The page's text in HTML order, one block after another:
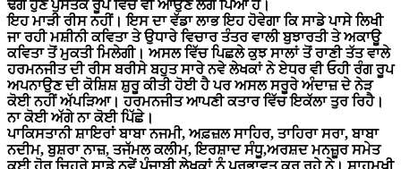
ਢੰਗ ਹੁਣ ਪੁਸਤਕ ਰੂਪ ਵਿੱਚ ਵੀ ਆਉਣ ਲੱਗ ਪਿਆ ਹੈ।
ਇਹ ਮਾੜੀ ਰੀਸ ਨਹੀਂ। ਇਸ ਦਾ ਵੱਡਾ ਲਾਭ ਇਹ ਹੋਵੇਗਾ ਕਿ ਸਾਡੇ ਪਾਸੇ ਲਿਖੀ
ਜਾ ਰਹੀ ਮਸ਼ੀਨੀ ਕਵਿਤਾ ਤੇ ਉਧਾਰੇ ਵਿਚਾਰ ਤੰਤਰ ਵਾਲੀ ਬੁਝਾਰਤੀ ਤੇ ਅਕਾਊ
ਕਵਿਤਾ ਤੋਂ ਮੁਕਤੀ ਮਿਲੇਗੀ। ਅਸਲ ਵਿੱਚ ਪਿਛਲੇ ਕੁਝ ਸਾਲਾਂ ਤੋਂ ਰਾਣੀ ਤੱਤ ਵਾਲੇ
ਹਰਮਨਜੀਤ ਦੀ ਰੀਸ ਬਰੀਸੇ ਬਹੁਤ ਸਾਰੇ ਨਵੇ ਲੇਖਕਾਂ ਨੇ ਏਧਰ ਵੀ ਓਹੀ ਰੰਗ ਰੂਪ
ਅਪਨਾਉਣ ਦੀ ਕੋਸ਼ਿਸ਼ ਸ਼ੁਰੂ ਕੀਤੀ ਹੋਈ ਹੈ ਪਰ ਅਸਲ ਸਰੂਰੇ ਅੰਦਾਜ਼ ਦੇ ਨੇੜ
ਕੋਈ ਨਹੀਂ ਅੱਪੜਿਆ। ਹਰਮਨਜੀਤ ਆਪਣੀ ਕਤਾਰ ਵਿੱਚ ਇਕੱਲਾ ਤੁਰ ਰਿਹੈ।
ਨਾ ਕੋਈ ਅੱਗੇ ਨਾ ਕੋਈ ਪਿੱਛੇ।
ਪਾਕਿਸਤਾਨੀ ਸ਼ਾਇਰਾਂ ਬਾਬਾ ਨਜਮੀ, ਅਫ਼ਜ਼ਲ ਸਾਹਿਰ, ਤਾਹਿਰਾ ਸਰਾ, ਬਾਬਾ
ਨਦੀਮ, ਬੁਸ਼ਰਾ ਨਾਜ਼, ਤਜੱਮਲ ਕਲੀਮ, ਇਰਸ਼ਾਦ ਸੰਧੂ,ਅਰਸ਼ਦ ਮਨਜ਼ੂਰ ਸਮੇਤ